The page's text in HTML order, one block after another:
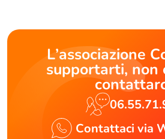
L’associazione
supportarti, non
Contattaci via